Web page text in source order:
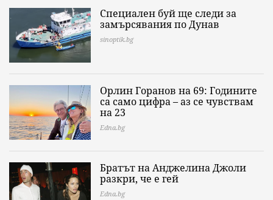
Специален буй ще следи за
замърсявания по Дунав
sinoptik.bg
Орлин Горанов на 69: Годините
са само цифра – аз се чувствам
на 23
Edna.bg
Братът на Анджелина Джоли
разкри, че е гей
Edna.bg